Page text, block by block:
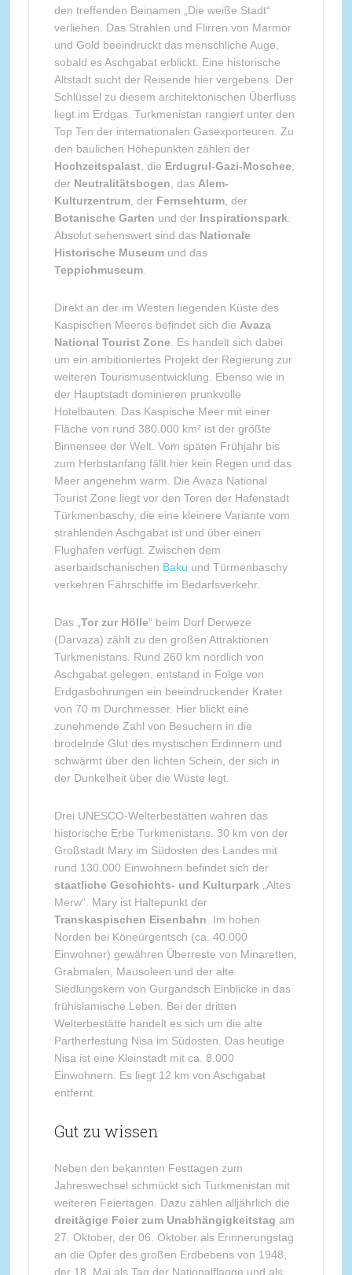
den treffenden Beinamen „Die weiße Stadt“
verliehen. Das Strahlen und Flirren von Marmor
und Gold beeindruckt das menschliche Auge,
sobald es Aschgabat erblickt. Eine historische
Altstadt sucht der Reisende hier vergebens. Der
Schlüssel zu diesem architektonischen Überfluss
liegt im Erdgas. Turkmenistan rangiert unter den
Top Ten der internationalen Gasexporteuren. Zu
den baulichen Höhepunkten zählen der
Hochzeitspalast, die Erdugrul-Gazi-Moschee
der Neutralitätsbogen , das Alem-
Kulturzentrum, der Fernsehturm, der
Botanische Garten und der Inspirationspark
Absolut sehenswert sind das Nationale
Historische Museumund das
Teppichmuseum.
Direkt an der im Westen liegenden Küste des
Kaspischen Meeres befindet sich die Avaza
National Tourist Zone . Es handelt sich dabei
um ein ambitioniertes Projekt der Regierung zur
weiteren Tourismusentwicklung. Ebenso wie in
der Hauptstadt dominieren prunkvolle
Hotelbauten. Das Kaspische Meer mit einer
Fläche von rund 380.000 km² ist der größte
Binnensee der Welt. Vom späten Frühjahr bis
zum Herbstanfang fällt hier kein Regen und das
Meer angenehm warm. Die Avaza National
Tourist Zone liegt vor den Toren der Hafenstadt
Türkmenbaschy, die eine kleinere Variante vom
strahlenden Aschgabat ist und über einen
Flughafen verfügt. Zwischen dem
aserbaidschanischen Baku und Türmenbaschy
verkehren Fährschiffe im Bedarfsverkehr.
Das „ Tor zur Hölle“ beim Dorf Derweze
(Darvaza) zählt zu den großen Attraktionen
Turkmenistans. Rund 260 km nördlich von
Aschgabat gelegen, entstand in Folge von
Erdgasbohrungen ein beeindruckender Krater
von 70 m Durchmesser. Hier blickt eine
zunehmende Zahl von Besuchern in die
brodelnde Glut des mystischen Erdinnern und
schwärmt über den lichten Schein, der sich in
der Dunkelheit über die Wüste legt.
Drei UNESCO-Welterbestätten wahren das
historische Erbe Turkmenistans. 30 km von der
Großstadt Mary im Südosten des Landes mit
rund 130.000 Einwohnern befindet sich der
staatliche Geschichts- und Kulturpark „Altes
Merw“. Mary ist Haltepunkt der
Transkaspischen Eisenbahn . Im hohen
Norden bei Köneürgentsch (ca. 40.000
Einwohner) gewähren Überreste von Minaretten,
Grabmalen, Mausoleen und der alte
Siedlungskern von Gurgandsch Einblicke in das
frühislamische Leben. Bei der dritten
Welterbestätte handelt es sich um die alte
Partherfestung Nisa im Südosten. Das heutige
Nisa ist eine Kleinstadt mit ca. 8.000
Einwohnern. Es liegt 12 km von Aschgabat
entfernt.
Gut zu wissen
Neben den bekannten Festtagen zum
Jahreswechsel schmückt sich Turkmenistan mit
weiteren Feiertagen. Dazu zählen alljährlich die
dreitägige Feier zum Unabhängigkeitstag am
27. Oktober, der 06. Oktober als Erinnerungstag
an die Opfer des großen Erdbebens von 1948,
der 18. Mai als Tag der Nationalflagge und als